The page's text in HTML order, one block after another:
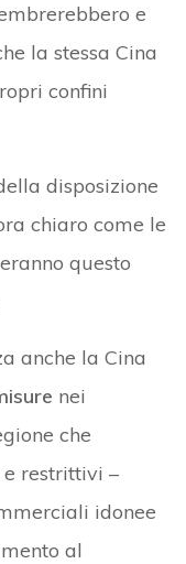
e
la stessa Cina
confini
disposizione
chiaro come le
questo
anche la Cina
nei
che
restrittivi –
idonee
al